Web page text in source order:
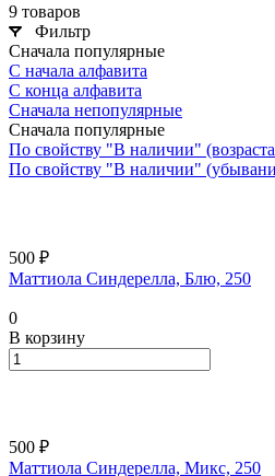
9 товаров
Фильтр
Сначала популярные
С начала алфавита
С конца алфавита
Сначала непопулярные
Сначала популярные
По свойству "В наличии"
По свойству "В наличии"
500 ₽
Маттиола Синдерелла, Блю, 250
0
В корзину
500 ₽
Маттиола Синдерелла, Микс, 250